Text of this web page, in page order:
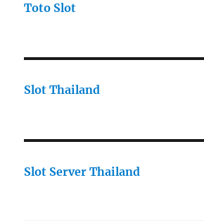
Toto Slot
Slot Thailand
Slot Server Thailand